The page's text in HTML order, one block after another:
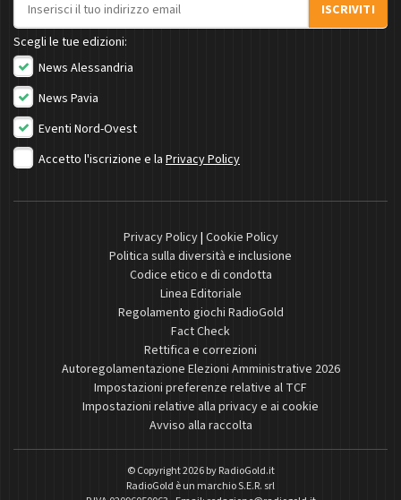
ISCRIVITI
Scegli le tue edizioni:
News Alessandria
News Pavia
Eventi Nord-Ovest
Accetto l'iscrizione e la Privacy Policy
Privacy Policy| Cookie Policy
Politica sulla diversità e inclusione
Codice etico e di condotta
Linea Editoriale
Regolamento giochi RadioGold
Fact Check
Rettifica e correzioni
Autoregolamentazione Elezioni Amministrative 2026
Impostazioni preferenze relative al TCF
Impostazioni relative alla privacy e ai cookie
Avviso alla raccolta
© Copyright 2026 byRadioGold.it
RadioGold è un marchio S.E.R. srl